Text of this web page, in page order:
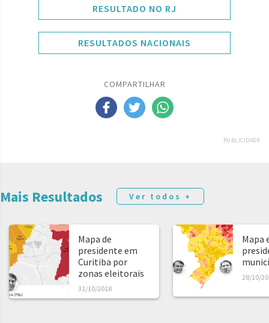
RESULTADO NO RJ
RESULTADOS NACIONAIS
COMPARTILHAR
PUBLICIDADE
Mais Resultados Ver todos +
Mapa de
presidente em
Curitiba por
zonas eleitorais
31/10/2018
Mapa
28/10/